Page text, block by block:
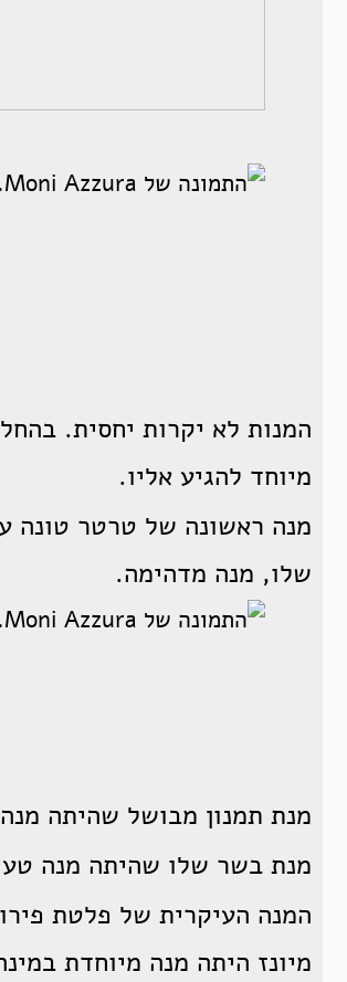
המנות לא יקרות יחסית.
מיוחד להגיע אליו.
מנה ראשונה של טרטר טונה
שלו, מנה מדהימה.
מנת תמנון מבושל שהיתה
מנת בשר שלו שהיתה מנה
המנה העיקרית של פלטת
מיונז היתה מנה מיוחדת